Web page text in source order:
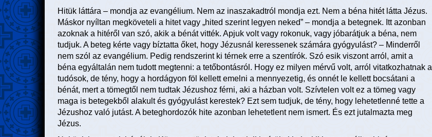
Hitük láttára – mondja az evangélium. Nem az inaszakadtról mondja ezt. Nem a béna hitét látta Jézus.
Máskor nyíltan megköveteli a hitet vagy „hited szerint legyen neked” – mondja a betegnek. Itt azonban
azoknak a hitéről van szó, akik a bénát vitték. Apjuk volt vagy rokonuk, vagy jóbarátjuk a béna, nem
tudjuk. A beteg kérte vagy bíztatta őket, hogy Jézusnál keressenek számára gyógyulást? – Minderről
nem szól az evangélium. Pedig rendszerint ki térnek erre a szentírók. Szó esik viszont arról, amit a
béna egyáltalán nem tudott megtenni: a tetőbontásról. Hogy ez milyen mérvű volt, arról vitatkozhatnak a
tudósok, de tény, hogy a hordágyon föl kellett emelni a mennyezetig, és onnét le kellett bocsátani a
bénát, mert a tömegtől nem tudtak Jézushoz férni, aki a házban volt. Szívtelen volt ez a tömeg vagy
maga is betegekből alakult és gyógyulást kerestek? Ezt sem tudjuk, de tény, hogy lehetetlenné tette a
Jézushoz való jutást. A beteghordozók hite azonban lehetetlent nem ismert. És ezt jutalmazta meg
Jézus.